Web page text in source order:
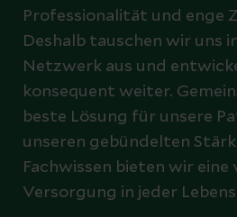
Professionalität und enge
Deshalb tauschen wir uns
Netzwerk aus und
konsequent weiter.
beste Lösung für unsere
unseren gebündelten
Fachwissen bieten wir
Versorgung in jeder